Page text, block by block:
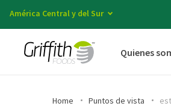
América Central y del Sur
Quienes
Home Puntos de vista